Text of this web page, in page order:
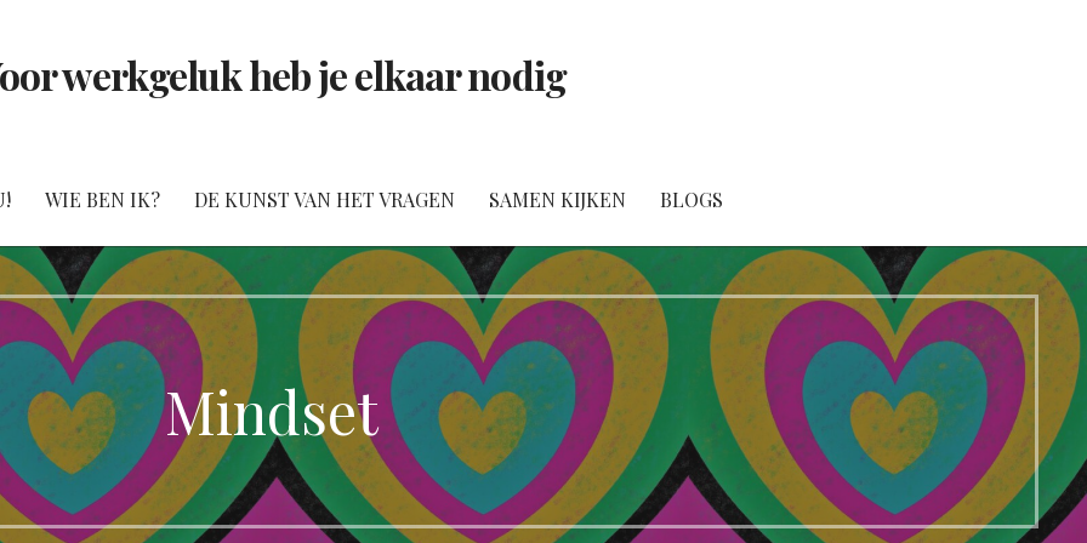
werkgeluk heb je elkaar nodig
WIE BEN IK? DE KUNST VAN HET VRAGEN SAMEN KIJKEN BLOGS
Mindset